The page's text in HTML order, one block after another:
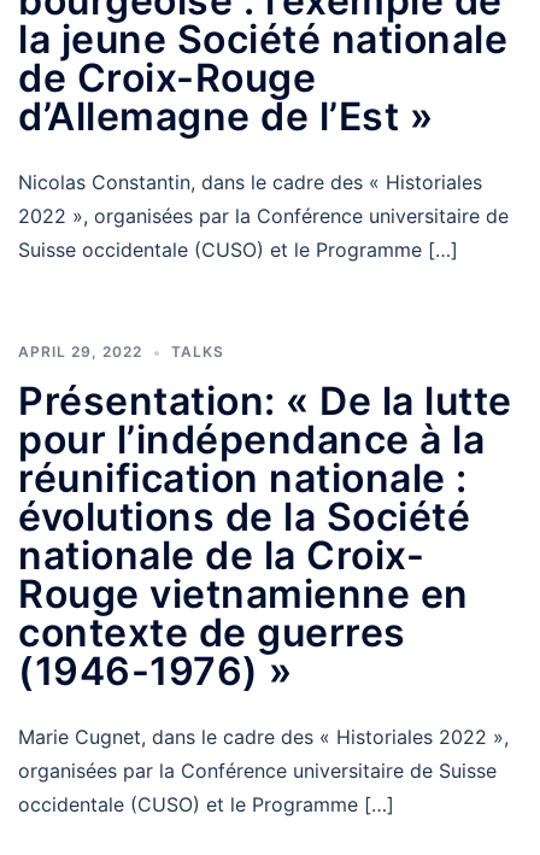
la jeune Société nationale
de Croix-Rouge
d’Allemagne de l’Est »
Nicolas Constantin, dans le cadre des « Historiales
2022 », organisées par la Conférence universitaire de
Suisse occidentale (CUSO) et le Programme […]
APRIL 29, 2022 TALKS
Présentation: « De la lutte
pour l’indépendance à la
réunification nationale :
évolutions de la Société
nationale de la Croix-
Rouge vietnamienne en
contexte de guerres
(1946-1976) »
Marie Cugnet, dans le cadre des « Historiales 2022 »,
organisées par la Conférence universitaire de Suisse
occidentale (CUSO) et le Programme […]